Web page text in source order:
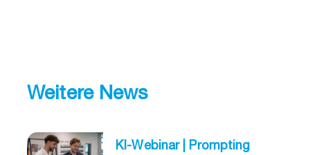
Weitere News
KI-Webinar | Prompting